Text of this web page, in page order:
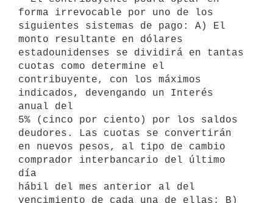
forma irrevocable por uno de los
siguientes sistemas de pago: A) El
monto resultante en dólares
estadounidenses se dividirá en tantas
cuotas como determine el
contribuyente, con los máximos
indicados, devengando un Interés
anual del
5% (cinco por ciento) por los saldos
deudores. Las cuotas se convertirán
en nuevos pesos, al tipo de cambio
comprador interbancario del último
día
hábil del mes anterior al del
vencimiento de cada una de ellas; B)